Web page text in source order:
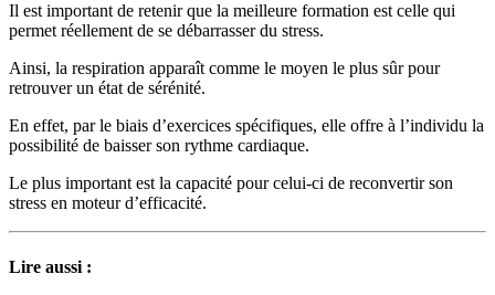
Il est important de retenir que la meilleure formation est celle qui
permet réellement de se débarrasser du stress.
Ainsi, la respiration apparaît comme le moyen le plus sûr pour
retrouver un état de sérénité.
En effet, par le biais d’exercices spécifiques, elle offre à l’individu la
possibilité de baisser son rythme cardiaque.
Le plus important est la capacité pour celui-ci de reconvertir son
stress en moteur d’efficacité.
Lire aussi :